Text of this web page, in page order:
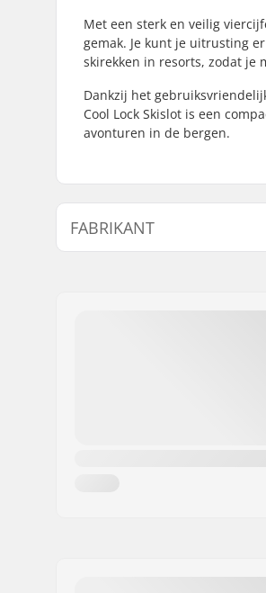
Met een sterk en veilig
gemak. Je kunt je uitrusting
skirekken in resorts, zodat je
Dankzij het
Cool Lock Skislot is een
avonturen in de bergen.
FABRIKANT